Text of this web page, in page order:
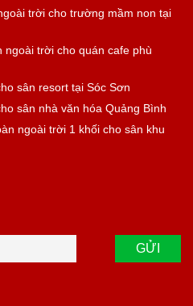
trời cho trường mầm non tại
trời cho quán cafe phù
sân resort tại Sóc Sơn
sân nhà văn hóa Quảng Bình
ngoài trời 1 khối cho sân khu